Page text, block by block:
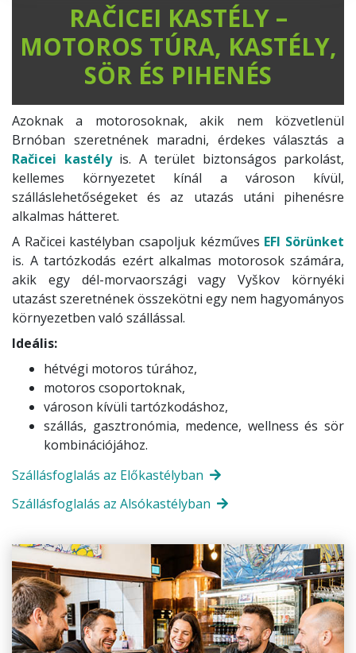
RAČICEI KASTÉLY –
MOTOROS TÚRA, KASTÉLY,
SÖR ÉS PIHENÉS
Azoknak a motorosoknak, akik nem közvetlenül
Brnóban szeretnének maradni, érdekes választás a
Račicei kastélyis. A terület biztonságos parkolást,
kellemes környezetet kínál a városon kívül,
szálláslehetőségeket és az utazás utáni pihenésre
alkalmas hátteret.
A Račicei kastélyban csapoljuk kézműves EFI Sörünket
is. A tartózkodás ezért alkalmas motorosok számára,
akik egy dél-morvaországi vagy Vyškov környéki
utazást szeretnének összekötni egy nem hagyományos
környezetben való szállással.
Ideális:
hétvégi motoros túrához,
motoros csoportoknak,
városon kívüli tartózkodáshoz,
szállás, gasztronómia, medence, wellness és sör
kombinációjához.
Szállásfoglalás az Előkastélyban
Szállásfoglalás az Alsókastélyban